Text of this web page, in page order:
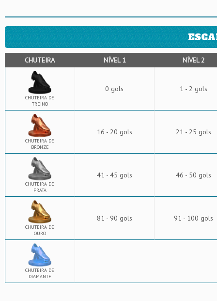
CHUTEIRA NÍVEL 1 NÍVEL 2
CHUTEIRA DE
TREINO
0 gols 1 - 2 gols
CHUTEIRA DE
BRONZE
16 - 20 gols 21 - 25 gols
CHUTEIRA DE
PRATA
41 - 45 gols 46 - 50 gols
CHUTEIRA DE
OURO
81 - 90 gols 91 - 100 gols
CHUTEIRA DE
DIAMANTE